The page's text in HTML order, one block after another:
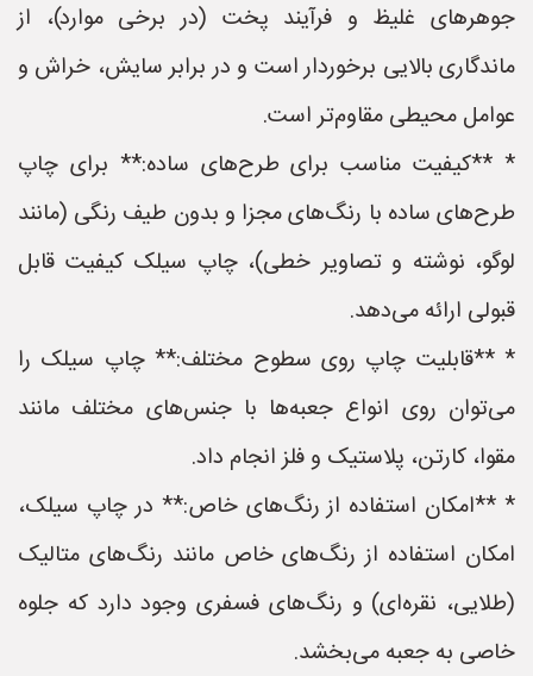
جوهرهای غلیظ و فرآیند پخت (در برخی موارد)، از
ماندگاری بالایی برخوردار است و در برابر سایش، خراش و
عوامل محیطی مقاوم‌تر است.
* **کیفیت مناسب برای طرح‌های ساده:** برای چاپ
طرح‌های ساده با رنگ‌های مجزا و بدون طیف رنگی (مانند
لوگو، نوشته و تصاویر خطی)، چاپ سیلک کیفیت قابل
قبولی ارائه می‌دهد.
* **قابلیت چاپ روی سطوح مختلف:** چاپ سیلک را
می‌توان روی انواع جعبه‌ها با جنس‌های مختلف مانند
مقوا، کارتن، پلاستیک و فلز انجام داد.
* **امکان استفاده از رنگ‌های خاص:** در چاپ سیلک،
امکان استفاده از رنگ‌های خاص مانند رنگ‌های متالیک
(طلایی، نقره‌ای) و رنگ‌های فسفری وجود دارد که جلوه
خاصی به جعبه می‌بخشد.